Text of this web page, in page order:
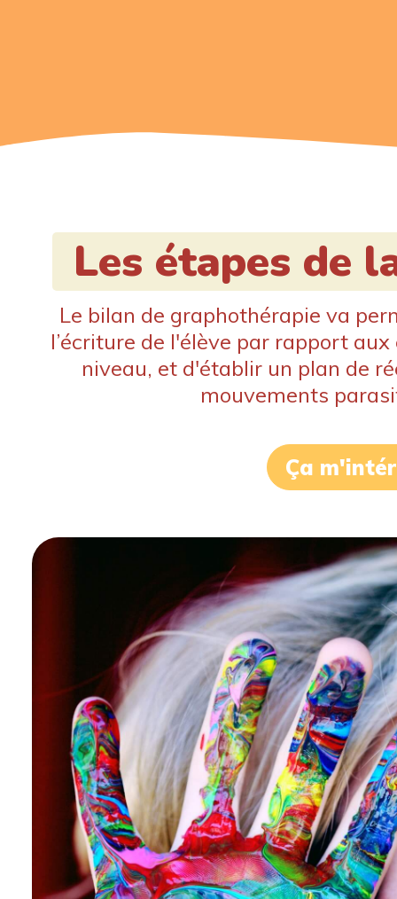
Les étapes de
Le bilan de graphothérapie va
l’écriture de l'élève par rapport
niveau, et d'établir un plan de
mouvements
Ça